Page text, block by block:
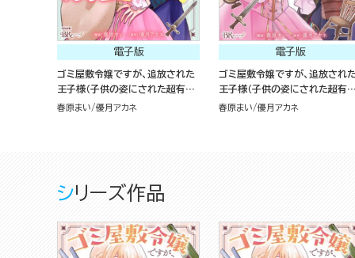
電子版
ゴミ屋敷令嬢ですが、追放された
王子様（子供の姿にされた超有能
魔法使い）を拾ったら溺愛されま
春原まい 優月アカネ
電子版
ゴミ屋敷令嬢ですが、追放され
王子様（子供の姿にされた超有
魔法使い）を拾ったら溺愛されま
春原まい 優月アカネ
シリーズ作品